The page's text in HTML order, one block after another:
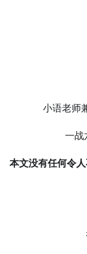
小语老师
一战
本文没有任何令